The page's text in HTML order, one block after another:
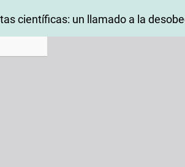
to Article Details
científicas: un llamado a la